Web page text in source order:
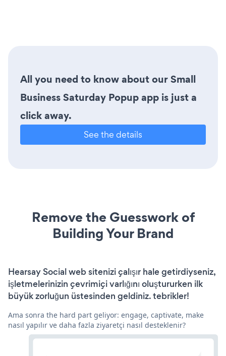
All you need to know about our Small
Business Saturday Popup app is just a
click away.
See the details
Remove the Guesswork of
Building Your Brand
Hearsay Social web sitenizi çalışır hale getirdiyseniz,
işletmelerinizin çevrimiçi varlığını oluştururken ilk
büyük zorluğun üstesinden geldiniz. tebrikler!
Ama sonra the hard part geliyor: engage, captivate, make
nasıl yapılır ve daha fazla ziyaretçi nasıl desteklenir?